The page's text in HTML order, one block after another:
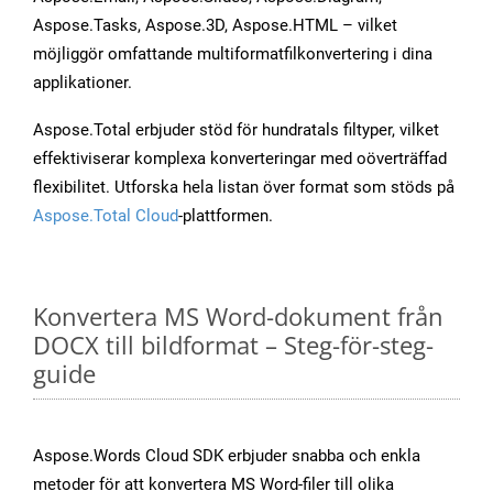
Aspose.Tasks, Aspose.3D, Aspose.HTML – vilket
möjliggör omfattande multiformatfilkonvertering i dina
applikationer.
Aspose.Total erbjuder stöd för hundratals filtyper, vilket
effektiviserar komplexa konverteringar med oöverträffad
flexibilitet. Utforska hela listan över format som stöds på
Aspose.Total Cloud-plattformen.
Konvertera MS Word-dokument från
DOCX till bildformat – Steg-för-steg-
guide
Aspose.Words Cloud SDK erbjuder snabba och enkla
metoder för att konvertera MS Word-filer till olika